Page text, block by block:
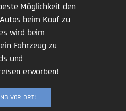
Möglichkeit den
beim Kauf zu
wird beim
Fahrzeug zu
und
erworben!
VOR ORT!